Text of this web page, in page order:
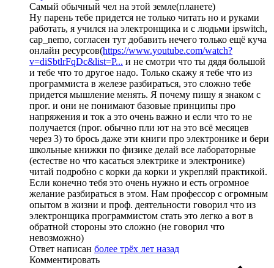
Самый обычный чел на этой земле(планете)
Ну парень тебе придется не только читать но и руками
работать, я учился на электронщика и с людьми ipswitch,
cap_nemo, согласен тут добавить нечего только ещё куча
онлайн ресурсов(https://www.youtube.com/watch?
v=diSbtlrFqDc&list=P... и не смотри что ты дядя большой
и тебе что то другое надо. Только скажу я тебе что из
программиста в железе разбираться, это сложно тебе
придется мышление менять. Я почему пишу я знаком с
прог. и они не понимают базовые принципы про
напряжения и ток а это очень важно и если что то не
получается (прог. обычно пли ют на это всё месяцев
через 3) то брось даже эти книги про электронике и бери
школьные книжки по физике делай все лабораторные
(естестве но что касаться электрике и электронике)
читай подробно с корки да корки и укрепляй практикой.
Если конечно тебя это очень нужно и есть огромное
желание разбираться в этом. Нам профессор с огромным
опытом в жизни и проф. деятельности говорил что из
электронщика программистом стать это легко а вот в
обратной стороны это сложно (не говорил что
невозможно)
Ответ написан более трёх лет назад
Комментировать